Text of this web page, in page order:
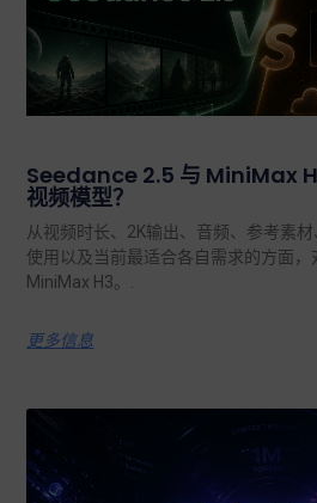
Seedance 2.5 与 MiniMax
视频模型？
从视频时长、2K输出、音频、参考素
使用以及当前最适合各自需求的方面，
MiniMax H3。.
更多信息